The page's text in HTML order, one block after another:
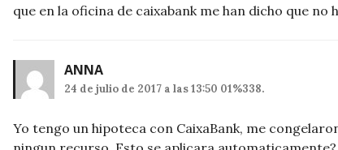
que en la oficina de caixabank me han dicho que no
ANNA
24 de julio de 2017 a las 13:50 01%338.
Yo tengo un hipoteca con CaixaBank, me